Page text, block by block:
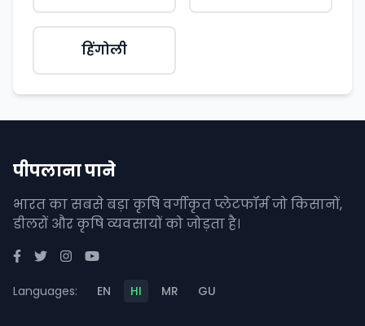
हिंगोली
पीपलाना पाने
भारत का सबसे बड़ा कृषि वर्गीकृत प्लेटफॉर्म जो किसानों,
डीलरों और कृषि व्यवसायों को जोड़ता है।
Languages: EN HI MR GU